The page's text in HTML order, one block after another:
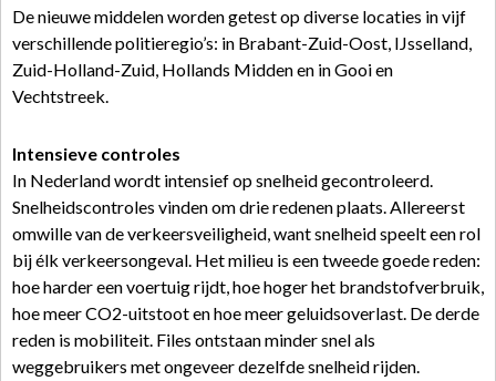
De nieuwe middelen worden getest op diverse locaties in vijf
verschillende politieregio’s: in Brabant-Zuid-Oost, IJsselland,
Zuid-Holland-Zuid, Hollands Midden en in Gooi en
Vechtstreek.
Intensieve controles
In Nederland wordt intensief op snelheid gecontroleerd.
Snelheidscontroles vinden om drie redenen plaats. Allereerst
omwille van de verkeersveiligheid, want snelheid speelt een rol
bij élk verkeersongeval. Het milieu is een tweede goede reden:
hoe harder een voertuig rijdt, hoe hoger het brandstofverbruik,
hoe meer CO2-uitstoot en hoe meer geluidsoverlast. De derde
reden is mobiliteit. Files ontstaan minder snel als
weggebruikers met ongeveer dezelfde snelheid rijden.